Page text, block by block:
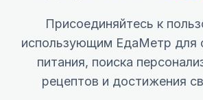
Присоединяйтесь к
использующим ЕдаМетр для
питания, поиска
рецептов и достижения